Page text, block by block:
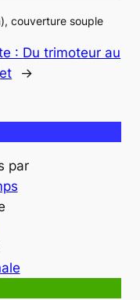
couverture souple
: Du trimoteur au
→
par